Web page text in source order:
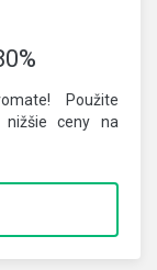
Použite
ceny na